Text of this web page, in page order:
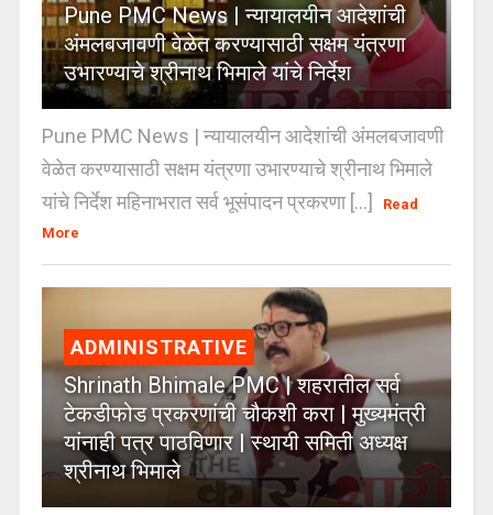
Pune PMC News | न्यायालयीन आदेशांची
अंमलबजावणी वेळेत करण्यासाठी सक्षम यंत्रणा
उभारण्याचे श्रीनाथ भिमाले यांचे निर्देश
Pune PMC News | न्यायालयीन आदेशांची अंमलबजावणी
वेळेत करण्यासाठी सक्षम यंत्रणा उभारण्याचे श्रीनाथ भिमाले
यांचे निर्देश महिनाभरात सर्व भूसंपादन प्रकरणा [...]
Read
More
ADMINISTRATIVE
Shrinath Bhimale PMC | शहरातील सर्व
टेकडीफोड प्रकरणांची चौकशी करा | मुख्यमंत्री
यांनाही पत्र पाठविणार | स्थायी समिती अध्यक्ष
श्रीनाथ भिमाले